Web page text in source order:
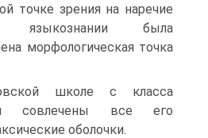
точке зрения на наречие
была
морфологическая точка
школе с класса
совлечены все его
оболочки.